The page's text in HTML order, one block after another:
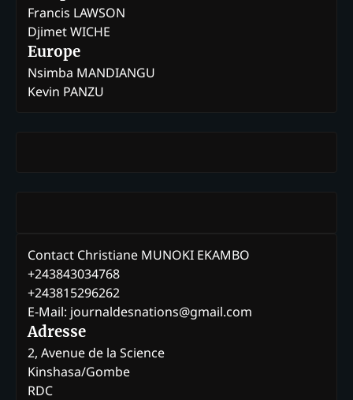
Francis LAWSON
Djimet WICHE
Europe
Nsimba MANDIANGU
Kevin PANZU
Contact Christiane MUNOKI EKAMBO
+243843034768
+243815296262
E-Mail: journaldesnations@gmail.com
Adresse
2, Avenue de la Science
Kinshasa/Gombe
RDC